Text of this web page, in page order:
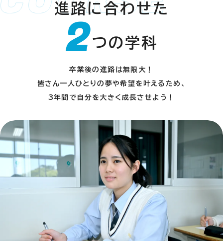
進路に合わせた
2つの学科
卒業後の進路は無限大！
皆さん一人ひとりの夢や希望を叶えるため、
3年間で自分を大きく成長させよう！